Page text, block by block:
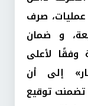
صرف
و ضمان
وفقًا لأعلى
إلى أن
تضمنت توقيع